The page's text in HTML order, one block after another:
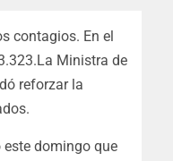
contagios. En el
Ministra de
reforzar la
domingo que